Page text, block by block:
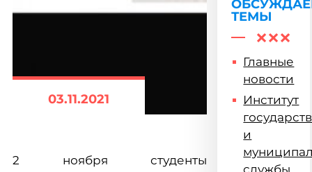
03.11.2021
2 ноября студенты
ТЕМЫ
Главные
новости
Институт
и
службы